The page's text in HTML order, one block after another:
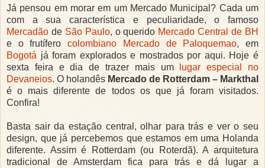
Já pensou em morar em um Mercado Municipal? Cada um
com a sua característica e peculiaridade, o famoso
Mercadão de São Paulo, o querido Mercado Central de BH
e o frutíferocolombiano Mercado de Paloquemao, em
Bogotá já foram explorados e mostrados por aqui. Hoje é
sexta feira e dia de trazer mais um
lugar especial no
Devaneios. O holandês Mercado de Rotterdam – Markthal
é o mais diferente de todos os que já foram visitados.
Confira!
Basta sair da estação central, olhar para trás e ver o seu
design, que já percebemos que estamos em uma Holanda
diferente. Assim é Rotterdam (ou Roterdã). A arquitetura
tradicional de Amsterdam fica para trás e dá lugar a